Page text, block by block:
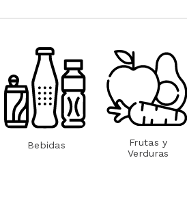
Bebidas
Frutas y
Verduras